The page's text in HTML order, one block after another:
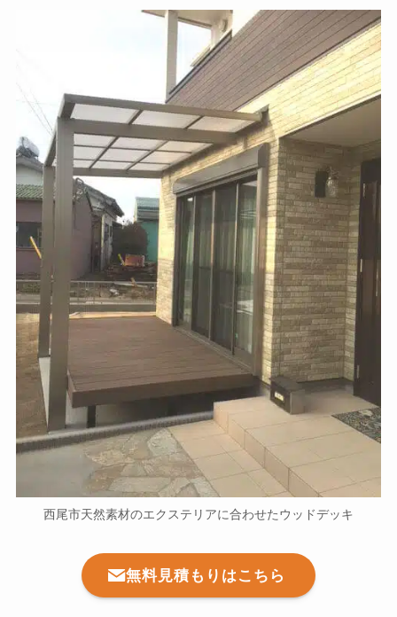
西尾市天然素材のエクステリアに合わせたウッドデッキ
無料見積もりはこちら